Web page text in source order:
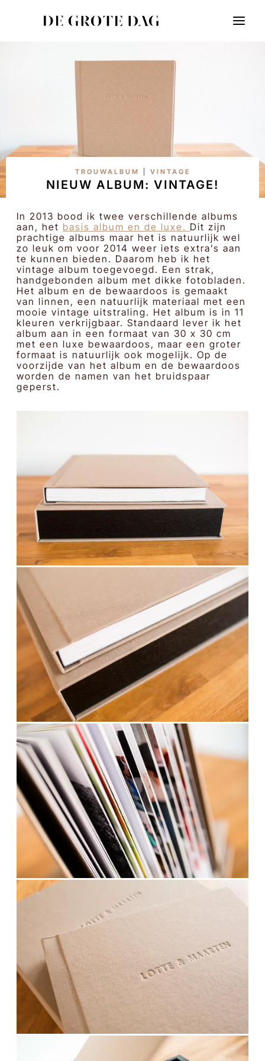
TROUWALBUM VINTAGE
NIEUW ALBUM: VINTAGE!
In 2013 bood ik twee verschillende albums
aan, het basis album en de luxe. Dit zijn
prachtige albums maar het is natuurlijk wel
zo leuk om voor 2014 weer iets extra’s aan
te kunnen bieden. Daarom heb ik het
vintage album toegevoegd. Een strak,
handgebonden album met dikke fotobladen.
Het album en de bewaardoos is gemaakt
van linnen, een natuurlijk materiaal met een
mooie vintage uitstraling. Het album is in 11
kleuren verkrijgbaar. Standaard lever ik het
album aan in een formaat van 30 x 30 cm
met een luxe bewaardoos, maar een groter
formaat is natuurlijk ook mogelijk. Op de
voorzijde van het album en de bewaardoos
worden de namen van het bruidspaar
geperst.